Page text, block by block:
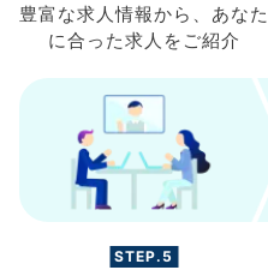
豊富な求人情報から、 あなた
に合った求人を ご紹介
STEP.5